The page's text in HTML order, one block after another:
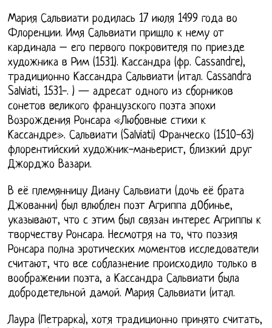
Мария Сальвиати родилась 17 июля 1499 года во
Флоренции. Имя Сальвиати пришло к нему от
кардинала – его первого покровителя по приезде
художника в Рим (1531). Кассандра (фр. Cassandre),
традиционно Кассандра Сальвиати (итал. Cassandra
Salviati, 1531-. ) — адресат одного из сборников
сонетов великого французского поэта эпохи
Возрождения Ронсара «Любовные стихи к
Кассандре». Сальвиати (Salviati) Франческо (1510-63)
флорентийский художник-маньерист, близкий друг
Джорджо Вазари.
В её племянницу Диану Сальвиати (дочь её брата
Джованни) был влюблен поэт Агриппа дОбинье,
указывают, что с этим был связан интерес Агриппы к
творчеству Ронсара. Несмотря на то, что поэзия
Ронсара полна эротических моментов исследователи
считают, что все соблазнение происходило только в
воображении поэта, а Кассандра Сальвиати была
добродетельной дамой. Мария Сальвиати (итал.
Лаура (Петрарка), хотя традиционно принято считать,